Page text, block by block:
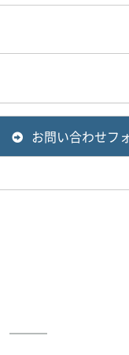
お問い合わせフ